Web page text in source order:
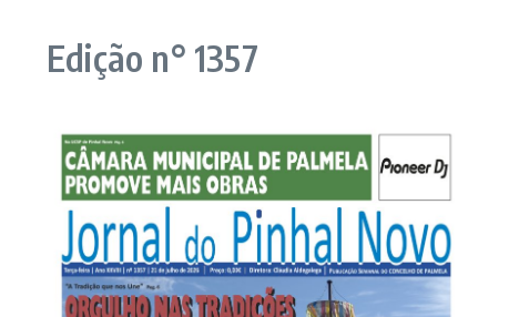
Edição n° 1357